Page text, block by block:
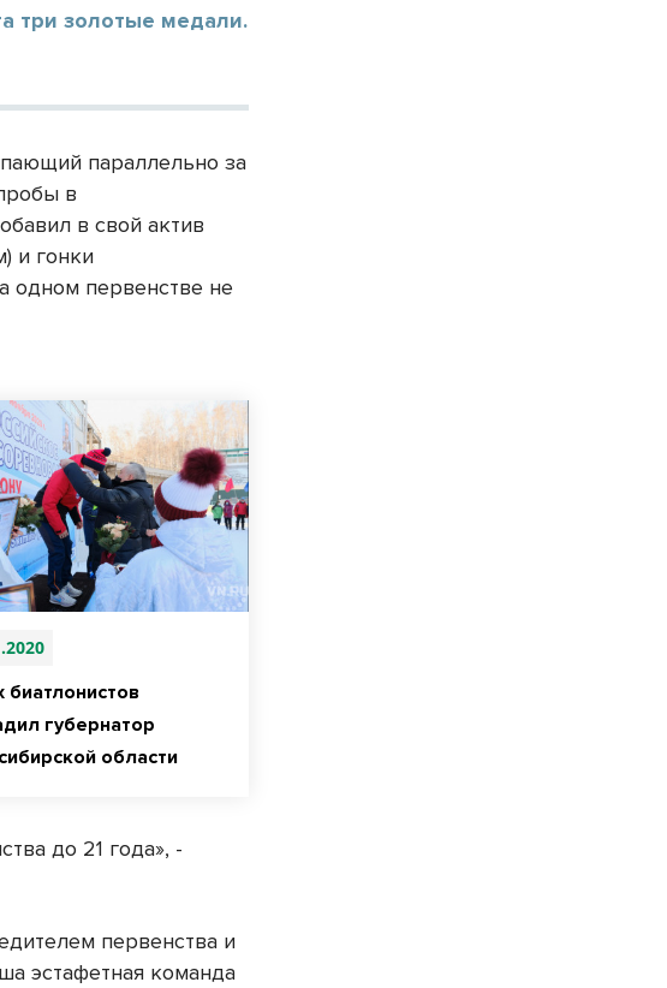
три золотые медали.
параллельно за
в
в свой актив
и гонки
одном первенстве не
губернатор
области
до 21 года», -
первенства и
эстафетная команда